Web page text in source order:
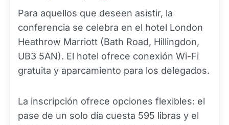
Para aquellos que deseen asistir, la
conferencia se celebra en el hotel London
Heathrow Marriott (Bath Road, Hillingdon,
UB3 5AN). El hotel ofrece conexión Wi-Fi
gratuita y aparcamiento para los delegados.
La inscripción ofrece opciones flexibles: el
pase de un solo día cuesta 595 libras y el